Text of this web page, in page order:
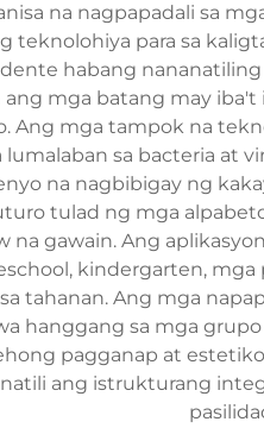
na nagpapadali sa
teknolohiya para sa
habang
mga batang may
Ang mga tampok na
sa bacteria at
na nagbibigay ng
tulad ng mga
na gawain. Ang
kindergarten,
tahanan. Ang mga
hanggang sa mga
pagganap at
ang istrukturang